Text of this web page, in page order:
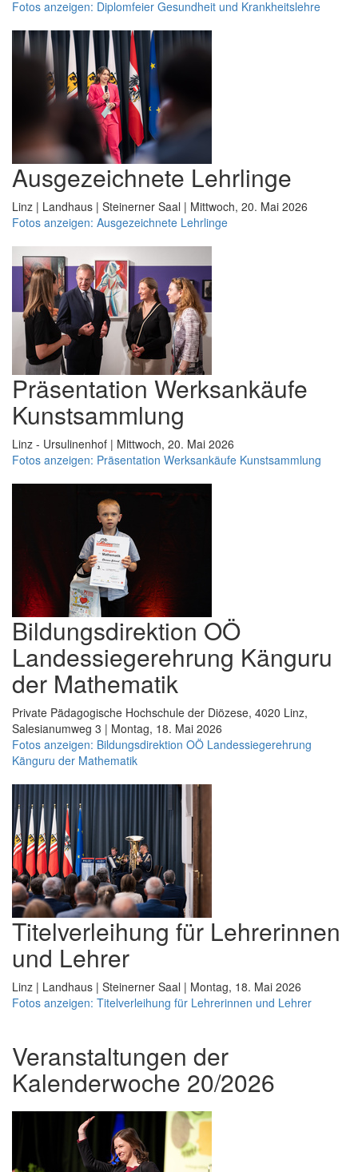
Fotos anzeigen: Diplomfeier Gesundheit und Krankheitslehre
Ausgezeichnete Lehrlinge
Linz | Landhaus | Steinerner Saal | Mittwoch, 20. Mai 2026
Fotos anzeigen: Ausgezeichnete Lehrlinge
Präsentation Werksankäufe
Kunstsammlung
Linz - Ursulinenhof | Mittwoch, 20. Mai 2026
Fotos anzeigen: Präsentation Werksankäufe Kunstsammlung
Bildungsdirektion OÖ
Landessiegerehrung Känguru
der Mathematik
Private Pädagogische Hochschule der Diözese, 4020 Linz,
Salesianumweg 3 | Montag, 18. Mai 2026
Fotos anzeigen: Bildungsdirektion OÖ Landessiegerehrung
Känguru der Mathematik
Titelverleihung für Lehrerinnen
und Lehrer
Linz | Landhaus | Steinerner Saal | Montag, 18. Mai 2026
Fotos anzeigen: Titelverleihung für Lehrerinnen und Lehrer
Veranstaltungen der
Kalenderwoche 20/2026